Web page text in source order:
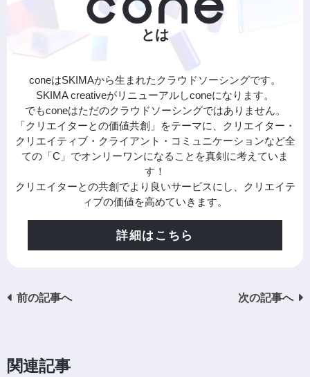
とは
coneはSKIMAから生まれたクラウドソーシングです。
SKIMA creativeがリニューアルしconeになります。
でもconeはただのクラウドソーシングではありません。
「クリエイターとの価値共創」をテーマに、クリエイター・
クリエイティブ・クライアント・コミュニケーションなど全
ての「C」でオンリーワンになることを真剣に考えていま
す！
クリエイターとの共創でより良いサービスにし、クリエイテ
ィブの価値を高めていきます。
詳細はこちら
前の記事へ 次の記事へ
関連記事